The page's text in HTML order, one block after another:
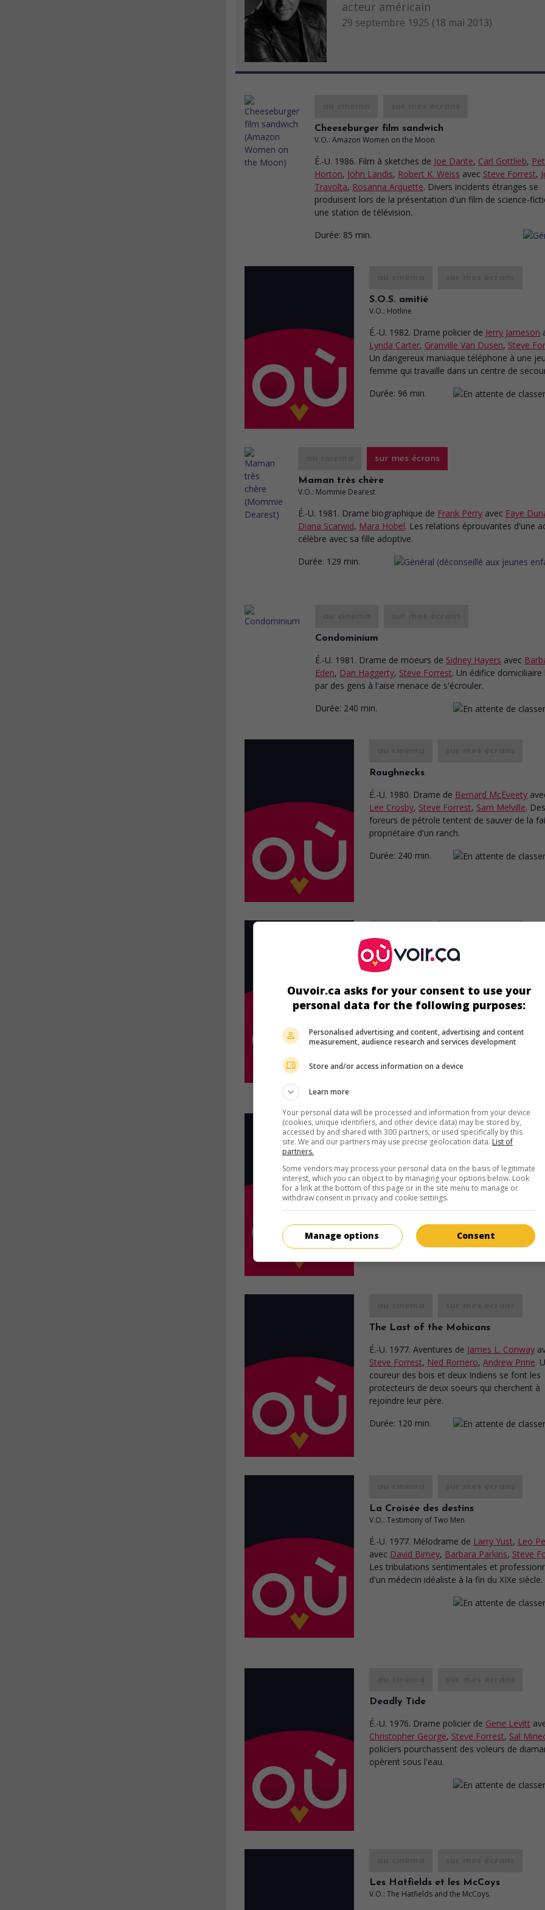
acteur américain
29 septembre 1925 (18 mai 2013)
Cheeseburger film sandwich
V.O.: Amazon Women on the Moon
É.-U. 1986. Film à sketches de Joe Dante, Carl Gottlieb,
Horton, John Landis, Robert K. Weiss avec Steve Forrest,
Travolta, Rosanna Arquette. Divers incidents étranges se
produisent lors de la présentation d'un film de science-
une station de télévision.
Durée: 85 min.
S.O.S. amitié
V.O.: Hotline
É.-U. 1982. Drame policier de Jerry Jameson
Lynda Carter, Granville Van Dusen, Steve
Un dangereux maniaque téléphone à une
femme qui travaille dans un centre de
Durée: 96 min.
sur mes écrans
Maman très chère
V.O.: Mommie Dearest
É.-U. 1981. Drame biographique de Frank Perry avec Faye
Diana Scarwid, Mara Hobel. Les relations éprouvantes d'une
célèbre avec sa fille adoptive.
Durée: 129 min.
Condominium
É.-U. 1981. Drame de moeurs de Sidney Hayers avec
Eden, Dan Haggerty, Steve Forrest. Un édifice domiciliaire
par des gens à l'aise menace de s'écrouler.
Durée: 240 min.
Roughnecks
É.-U. 1980. Drame de Bernard McEveety
Lee Crosby, Steve Forrest, Sam Melville. Des
foreurs de pétrole tentent de sauver de la
propriétaire d'un ranch.
Durée: 240 min.
Les Tigres sont lâchés
V.O.: Maneaters Are Loose!
É.-U. 1978. Dramede Galfas avec Tom
Steve Forrest
G.D. Spradlin
. Deux tigres sont
laissés libres par leur dompteur qui se suicide.
au cinéma sur mes écrans
Le Chasseur de daims
É.-U. 1978. Aventuresde Richard Friedenberg
Steve Forrest ,Ned Romero ,John Anderson
coureur des bois et son ami viennent en
Durée:
74 min.
The Last of the Mohicans
É.-U. 1977. Aventures de James L. Conway
Steve Forrest, Ned Romero, Andrew Prine.
coureur des bois et deux Indiens se font les
protecteurs de deux soeurs qui cherchent à
rejoindre leur père.
Durée: 120 min.
La Croisée des destins
V.O.: Testimony of Two Men
É.-U. 1977. Mélodrame de Larry Yust, Leo
avec David Birney, Barbara Parkins, Steve
Les tribulations sentimentales et
d'un médecin idéaliste à la fin du XIXe siècle.
Deadly Tide
É.-U. 1976. Drame policier de Gene Levitt
Christopher George, Steve Forrest, Sal
policiers pourchassent des voleurs de
opèrent sous l'eau.
Les Hatfields et les McCoys
V.O.: The Hatfields and the McCoys
Ouvoir.ca asks for your consent to use your
personal data for the following purposes:
Personalised advertising and content, advertising and content
measurement, audience research and services development
Store and/or access information on a device
Learn more
Your personal data will be processed and information from your device
(cookies, unique identifiers, and other device data) may be stored by,
accessed by and shared with 300 partners, or used specifically by this
site. We and our partners may use precise geolocation data. List of
partners.
Some vendors may process your personal data on the basis of legitimate
interest, which you can object to by managing your options below. Look
for a link at the bottom of this page or in the site menu to manage or
withdraw consent in privacy and cookie settings.
Consent
Manage options